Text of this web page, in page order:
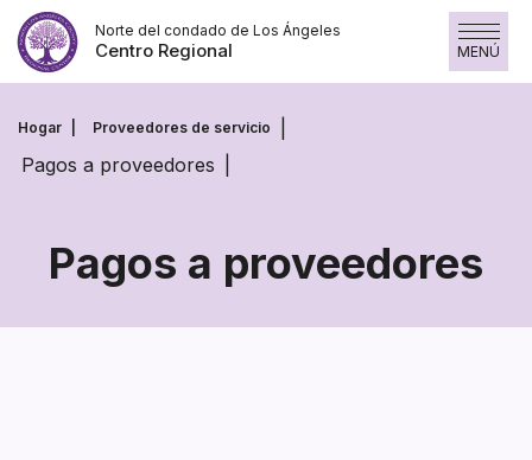
Saltar
contenido
Norte del condado de Los Ángeles
Centro Regional MENÚ
Hogar Proveedores de servicio
Pagos a proveedores
Pagos a proveedores
Pagos
a